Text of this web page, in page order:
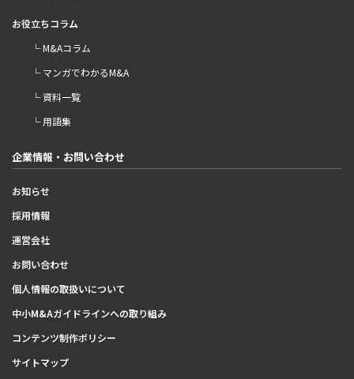
お役立ちコラム
└ M&Aコラム
└ マンガでわかるM&A
└ 資料一覧
└ 用語集
企業情報・お問い合わせ
お知らせ
採用情報
運営会社
お問い合わせ
個人情報の取扱いについて
中小M&Aガイドラインへの取り組み
コンテンツ制作ポリシー
サイトマップ